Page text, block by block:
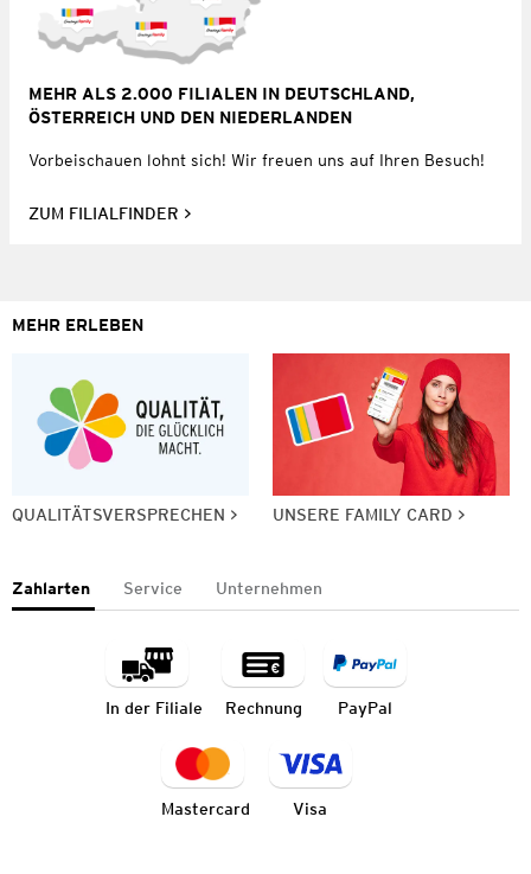
MEHR ALS 2.000 FILIALEN IN DEUTSCHLAND,
ÖSTERREICH UND DEN NIEDERLANDEN
Vorbeischauen lohnt sich! Wir freuen uns auf Ihren Besuch!
ZUM FILIALFINDER
MEHR ERLEBEN
QUALITÄTSVERSPRECHEN UNSERE FAMILY CARD
Zahlarten Service Unternehmen
In der Filiale Rechnung PayPal
Mastercard Visa